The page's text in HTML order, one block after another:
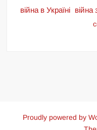
війна в Україні війна
Proudly powered by